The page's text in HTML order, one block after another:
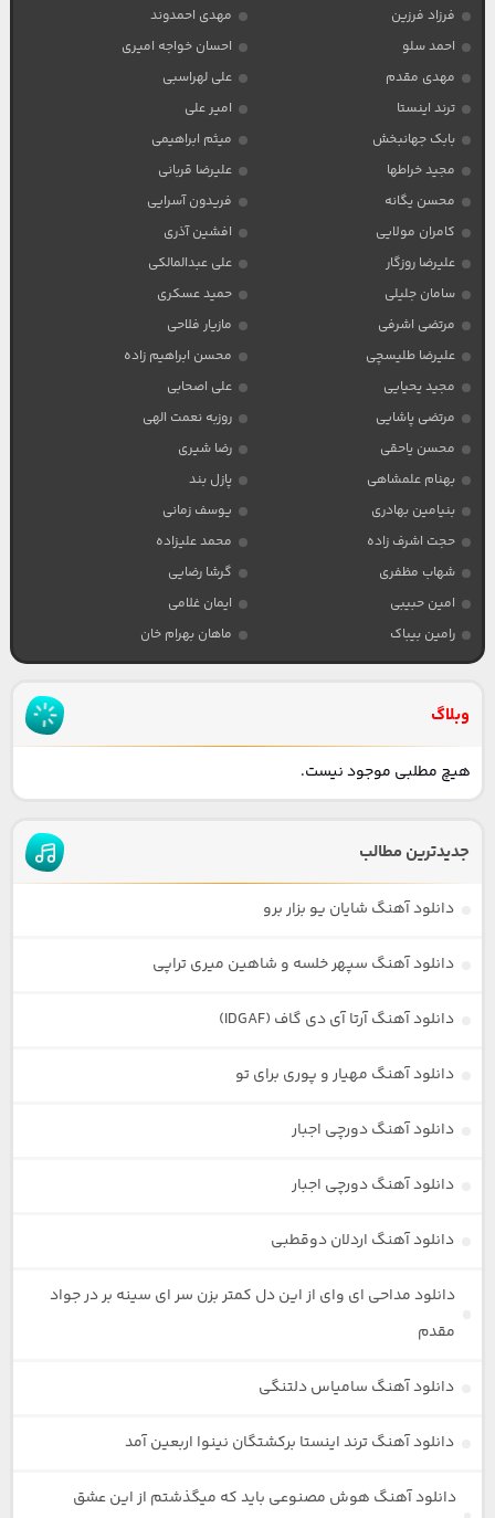
فرزاد فرزین
مهدی احمدوند
احمد سلو
احسان خواجه امیری
مهدی مقدم
علی لهراسبی
ترند اینستا
امیر علی
بابک جهانبخش
میثم ابراهیمی
مجید خراطها
علیرضا قربانی
محسن یگانه
فریدون آسرایی
کامران مولایی
افشین آذری
علیرضا روزگار
علی عبدالمالکی
سامان جلیلی
حمید عسکری
مرتضی اشرفی
مازیار فلاحی
علیرضا طلیسچی
محسن ابراهیم زاده
مجید یحیایی
علی اصحابی
مرتضی پاشایی
روزبه نعمت الهی
محسن یاحقی
رضا شیری
بهنام علمشاهی
پازل بند
بنیامین بهادری
یوسف زمانی
حجت اشرف زاده
محمد علیزاده
شهاب مظفری
گرشا رضایی
امین حبیبی
ایمان غلامی
رامین بیباک
ماهان بهرام خان
وبلاگ
هیچ مطلبی موجود نیست.
جدیدترین مطالب
دانلود آهنگ شایان یو بزار برو
دانلود آهنگ سپهر خلسه و شاهین میری تراپی
دانلود آهنگ آرتا آی دی گاف (IDGAF)
دانلود آهنگ مهیار و پوری برای تو
دانلود آهنگ دورچی اجبار
دانلود آهنگ دورچی اجبار
دانلود آهنگ اردلان دوقطبی
دانلود مداحی ای وای از این دل کمتر بزن سر ای سینه بر در جواد
مقدم
دانلود آهنگ سامیاس دلتنگی
دانلود آهنگ ترند اینستا برکشتگان نینوا اربعین آمد
دانلود آهنگ هوش مصنوعی باید که میگذشتم از این عشق